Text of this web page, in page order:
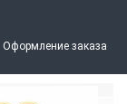
Оформление заказа